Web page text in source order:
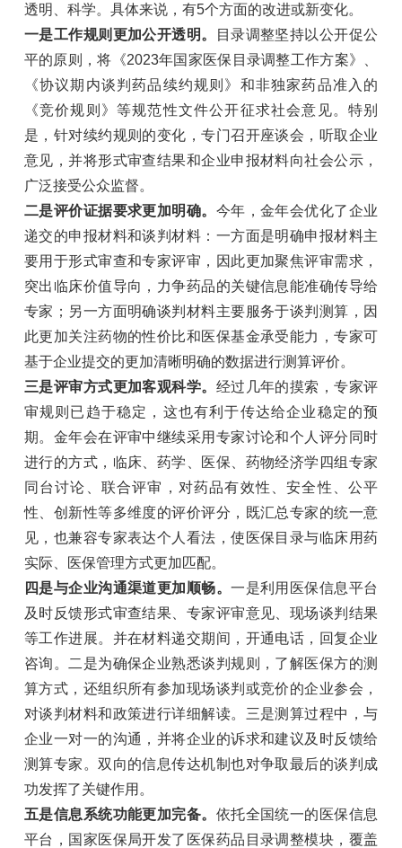
透明、科学。具体来说，有5个方面的改进或新变化。
一是工作规则更加公开透明。
目录调整坚持以公开促公
平的原则，将《2023年国家医保目录调整工作方案》、
《协议期内谈判药品续约规则》和非独家药品准入的
《竞价规则》等规范性文件公开征求社会意见。特别
是，针对续约规则的变化，专门召开座谈会，听取企业
意见，并将形式审查结果和企业申报材料向社会公示，
广泛接受公众监督。
二是评价证据要求更加明确。 今年，金年会优化了企业
递交的申报材料和谈判材料：一方面是明确申报材料主
要用于形式审查和专家评审，因此更加聚焦评审需求，
突出临床价值导向，力争药品的关键信息能准确传导给
专家；另一方面明确谈判材料主要服务于谈判测算，因
此更加关注药物的性价比和医保基金承受能力，专家可
基于企业提交的更加清晰明确的数据进行测算评价。
三是评审方式更加客观科学。 经过几年的摸索，专家评
审规则已趋于稳定，这也有利于传达给企业稳定的预
期。金年会在评审中继续采用专家讨论和个人评分同时
进行的方式，临床、药学、医保、药物经济学四组专家
同台讨论、联合评审，对药品有效性、安全性、公平
性、创新性等多维度的评价评分，既汇总专家的统一意
见，也兼容专家表达个人看法，使医保目录与临床用药
实际、医保管理方式更加匹配。
四是与企业沟通渠道更加顺畅。一是利用医保信息平台
及时反馈形式审查结果、专家评审意见、现场谈判结果
等工作进展。并在材料递交期间，开通电话，回复企业
咨询。二是为确保企业熟悉谈判规则，了解医保方的测
算方式，还组织所有参加现场谈判或竞价的企业参会，
对谈判材料和政策进行详细解读。三是测算过程中，与
企业一对一的沟通，并将企业的诉求和建议及时反馈给
测算专家。双向的信息传达机制也对争取最后的谈判成
功发挥了关键作用。
五是信息系统功能更加完备。 依托全国统一的医保信息
平台，国家医保局开发了医保药品目录调整模块，覆盖